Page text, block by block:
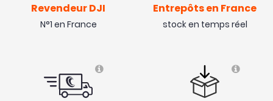
Revendeur DJI
N°1 en France
Entrepôts en France
stock en temps réel